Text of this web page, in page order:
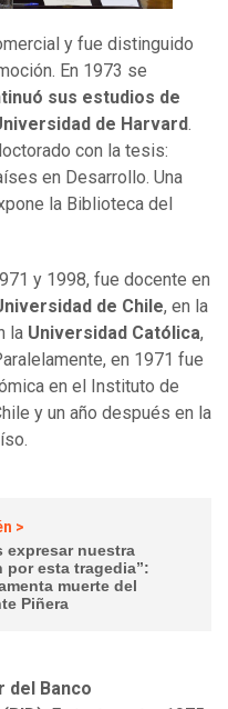
y fue distinguido
En 1973 se
sus estudios de
de Harvard.
con la tesis:
en Desarrollo. Una
la Biblioteca del
y 1998, fue docente en
de Chile, en la
la Universidad Católica,
en 1971 fue
en el Instituto de
y un año después en la
>
expresar nuestra
por esta tragedia”:
muerte del
Piñera
del Banco